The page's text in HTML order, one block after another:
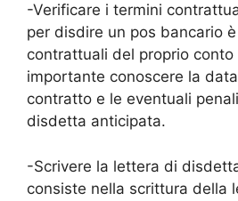
-Verificare i termini
per disdire un pos bancario
contrattuali del proprio conto
importante conoscere la
contratto e le eventuali
disdetta anticipata.
-Scrivere la lettera di
consiste nella scrittura della